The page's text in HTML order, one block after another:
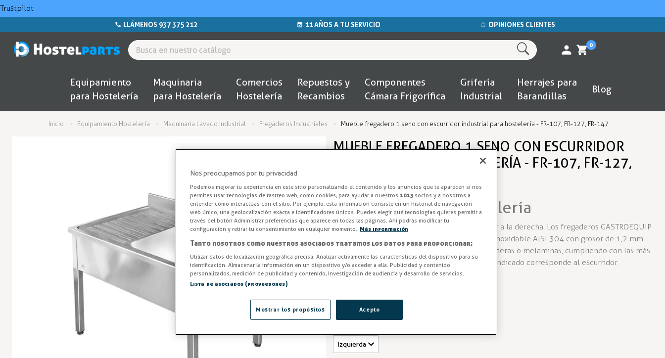
Trustpilot
LLÁMENOS 937 375 212 11 AÑOS A TU SERVICIO OPINIONES CLIENTES
0
Equipamiento
para Hostelería
Maquinaria
para Hostelería
Comercios
Hostelería
Repuestos y
Recambios
Componentes
Cámara Frigorífica
Grifería
Industrial
Herrajes para
Barandillas
Blog
Inicio Equipamiento Hostelería Maquinaria Lavado Industrial Fregaderos Industriales Mueble fregadero 1 seno con escurridor industrial para hostelería - FR-107, FR-127, FR-147
MUEBLE FREGADERO 1 SENO CON ESCURRIDOR
INDUSTRIAL PARA HOSTELERÍA - FR-107, FR-127,
Mesa Fregadero Hostelería
Fregadero sin estante de 1 seno con escurridor a la derecha. Los fregaderos GASTROEQUIP
TOP FR están totalmente fabricados en acero inoxidable AISI 304 con grosor de 1,2 mm
reforzados con omegas, evitando el uso de maderas o melaminas, cumpliendo con las más
exigentes normas higiénico-sanitarias. El lado indicado corresponde al escurridor.
Medidas (mm)
Nos preocupamos por tu privacidad
Podemos mejorar tu experiencia en este sitio personalizando el contenido y los anuncios que te aparecen si nos
permites usar tecnologías de rastreo web, como cookies, para ayudar a nuestros 1013 socios y a nosotros a
entender cómo interactúas con el sitio. Por ejemplo, esta información consiste en un historial de navegación
web único, una geolocalización exacta e identificadores únicos. Puedes elegir qué tecnologías quieres permitir a
través del botón Administrar preferencias que aparece en todas las páginas. Ahí podrás modificar tu
configuración y retirar tu consentimiento en cualquier momento. Más información
Tanto nosotros como nuestros asociados tratamos los datos para proporcionar:
Utilizar datos de localización geográfica precisa. Analizar activamente las características del dispositivo para su
identificación. Almacenar la información en un dispositivo y/o acceder a ella. Publicidad y contenido
personalizados, medición de publicidad y contenido, investigación de audiencia y desarrollo de servicios.
Lista de asociados (proveedores)
Acepto
Mostrar los propósitos